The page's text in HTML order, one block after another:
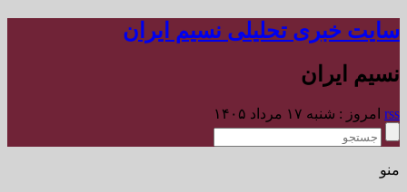
سایت خبری تحلیلی نسیم ایران
نسیم ایران
rss امروز : شنبه ۱۷ مرداد ۱۴۰۵
منو